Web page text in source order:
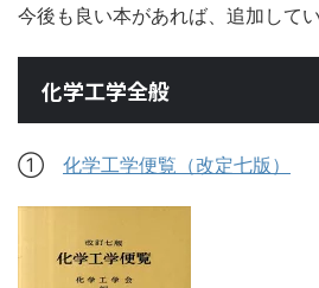
今後も良い本があれば、追加して
化学工学全般
① 化学工学便覧（改定七版）